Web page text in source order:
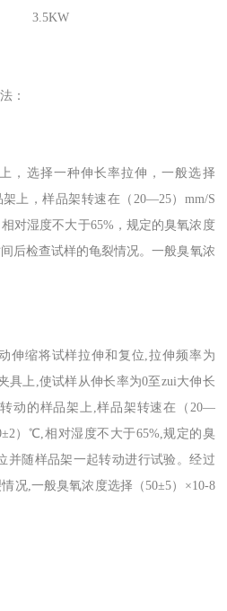
3.5KW
：
，选择一种伸长率拉伸，一般选择
上，样品架转速在（20—25）mm/S
对湿度不大于65%，规定的臭氧浓度
后检查试样的龟裂情况。一般臭氧浓
伸缩将试样拉伸和复位,拉伸频率为
具上,使试样从伸长率为0至zui大伸长
动的样品架上,样品架转速在（20—
）℃,相对湿度不大于65%,规定的臭
并随样品架一起转动进行试验。经过
况,一般臭氧浓度选择（50±5）×10-8